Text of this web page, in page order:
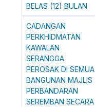
BELAS (12) BULAN
CADANGAN
PERKHIDMATAN
KAWALAN
SERANGGA
PEROSAK DI SEMUA
BANGUNAN MAJLIS
PERBANDARAN
SEREMBAN SECARA